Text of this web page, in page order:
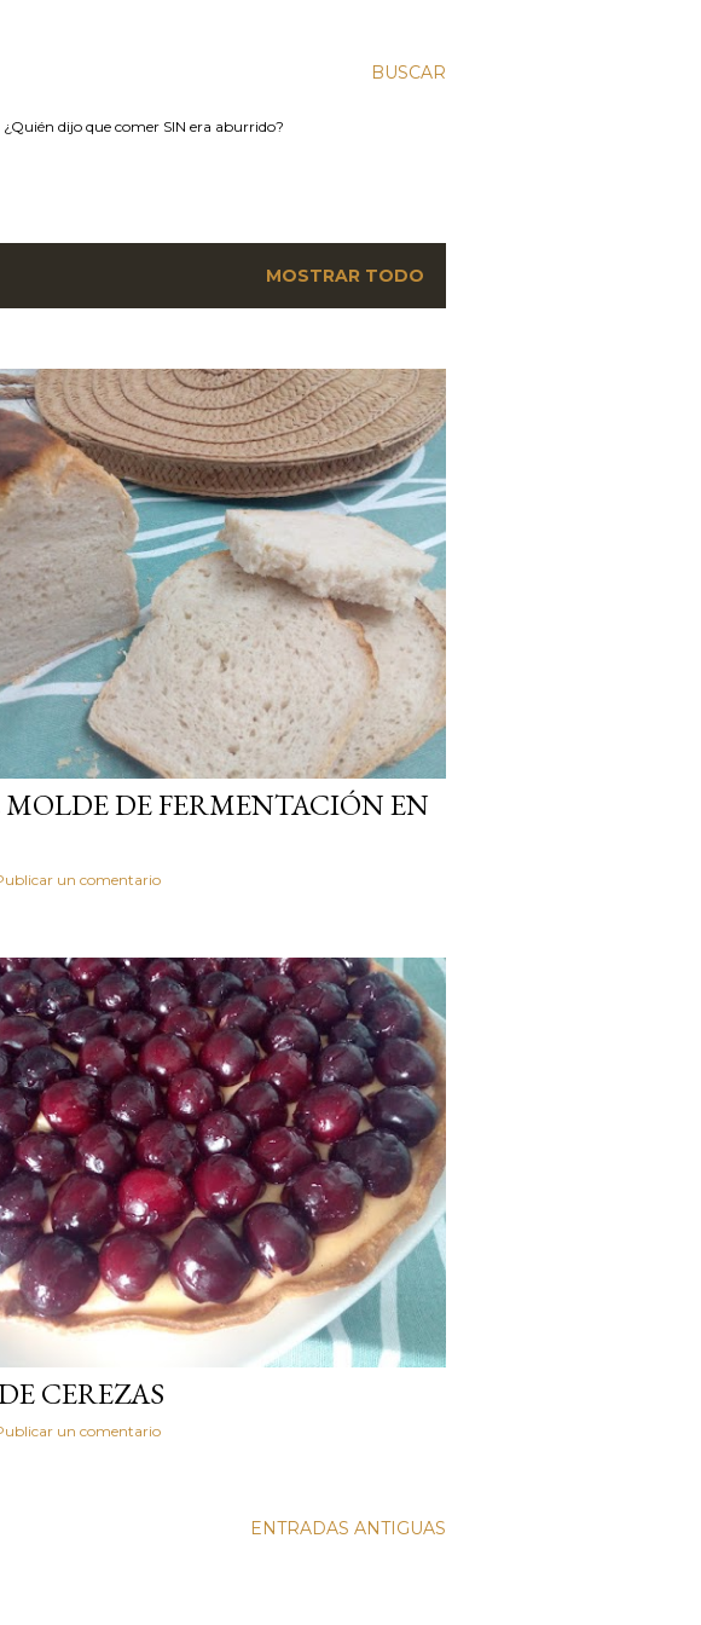
BUSCAR
¿Quién dijo que comer SIN era aburrido?
MOSTRAR TODO
MOLDE DE FERMENTACIÓN EN
un comentario
CEREZAS
un comentario
ENTRADAS ANTIGUAS